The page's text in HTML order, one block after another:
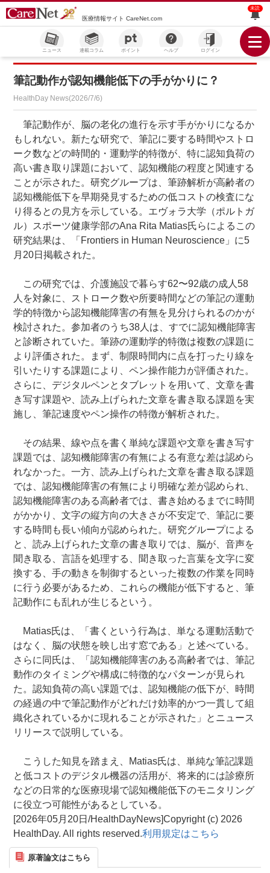
医療情報サイト CareNet.com
未読
ニュース 連載コラム ポイント ヘルプ ログイン
筆記動作が認知機能低下の手がかりに？
HealthDay News(2026/7/6)
筆記動作が、脳の老化の進行を示す手がかりになるか
もしれない。新たな研究で、筆記に要する時間やストロ
ーク数などの時間的・運動学的特徴が、特に認知負荷の
高い書き取り課題において、認知機能の程度と関連する
ことが示された。研究グループは、筆跡解析が高齢者の
認知機能低下を早期発見するための低コストの検査にな
り得るとの見方を示している。エヴォラ大学（ポルトガ
ル）スポーツ健康学部のAna Rita Matias氏らによるこの
研究結果は、「Frontiers in Human Neuroscience」に5
月20日掲載された。
この研究では、介護施設で暮らす62〜92歳の成人58
人を対象に、ストローク数や所要時間などの筆記の運動
学的特徴から認知機能障害の有無を見分けられるのかが
検討された。参加者のうち38人は、すでに認知機能障害
と診断されていた。筆跡の運動学的特徴は複数の課題に
より評価された。まず、制限時間内に点を打ったり線を
引いたりする課題により、ペン操作能力が評価された。
さらに、デジタルペンとタブレットを用いて、文章を書
き写す課題や、読み上げられた文章を書き取る課題を実
施し、筆記速度やペン操作の特徴が解析された。
その結果、線や点を書く単純な課題や文章を書き写す
課題では、認知機能障害の有無による有意な差は認めら
れなかった。一方、読み上げられた文章を書き取る課題
では、認知機能障害の有無により明確な差が認められ、
認知機能障害のある高齢者では、書き始めるまでに時間
がかかり、文字の縦方向の大きさが不安定で、筆記に要
する時間も長い傾向が認められた。研究グループによる
と、読み上げられた文章の書き取りでは、脳が、音声を
聞き取る、言語を処理する、聞き取った言葉を文字に変
換する、手の動きを制御するといった複数の作業を同時
に行う必要があるため、これらの機能が低下すると、筆
記動作にも乱れが生じるという。
Matias氏は、「書くという行為は、単なる運動活動で
はなく、脳の状態を映し出す窓である」と述べている。
さらに同氏は、「認知機能障害のある高齢者では、筆記
動作のタイミングや構成に特徴的なパターンが見られ
た。認知負荷の高い課題では、認知機能の低下が、時間
の経過の中で筆記動作がどれだけ効率的かつ一貫して組
織化されているかに現れることが示された」とニュース
リリースで説明している。
こうした知見を踏まえ、Matias氏は、単純な筆記課題
と低コストのデジタル機器の活用が、将来的には診療所
などの日常的な医療現場で認知機能低下のモニタリング
に役立つ可能性があるとしている。
[2026年05月20日/HealthDayNews]Copyright (c) 2026
HealthDay. All rights reserved.利用規定はこちら
原著論文はこちら